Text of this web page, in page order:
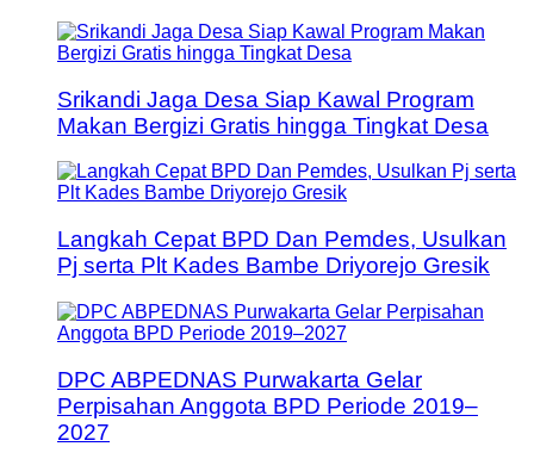
Srikandi Jaga Desa Siap Kawal Program
Makan Bergizi Gratis hingga Tingkat Desa
Langkah Cepat BPD Dan Pemdes, Usulkan
Pj serta Plt Kades Bambe Driyorejo Gresik
DPC ABPEDNAS Purwakarta Gelar
Perpisahan Anggota BPD Periode 2019–
2027